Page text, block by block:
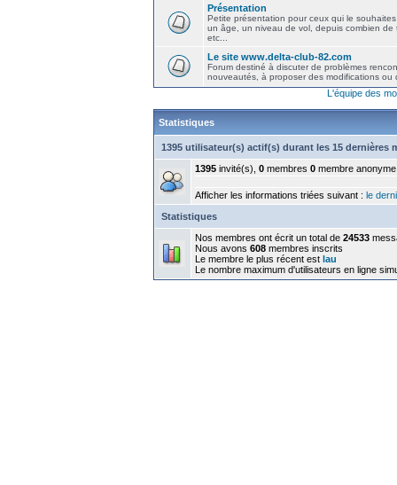
Présentation
Petite présentation pour ceux qui le
un âge, un niveau de vol, depuis combien de
etc...
Le site www.delta-club-82.com
Forum destiné à discuter de problèmes
nouveautés, à proposer des modifications ou
L'équipe des
Statistiques
1395 utilisateur(s) actif(s) durant les 15 dernières
1395 invité(s), 0 membres 0 membre anonyme
Afficher les informations triées suivant : le
Statistiques
Nos membres ont écrit un total de 24533
Nous avons 608 membres inscrits
Le membre le plus récent est lau
Le nombre maximum d'utilisateurs en ligne